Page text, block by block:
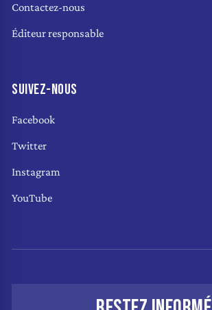
Contactez-nous
Éditeur responsable
SUIVEZ-NOUS
Facebook
Twitter
Instagram
YouTube